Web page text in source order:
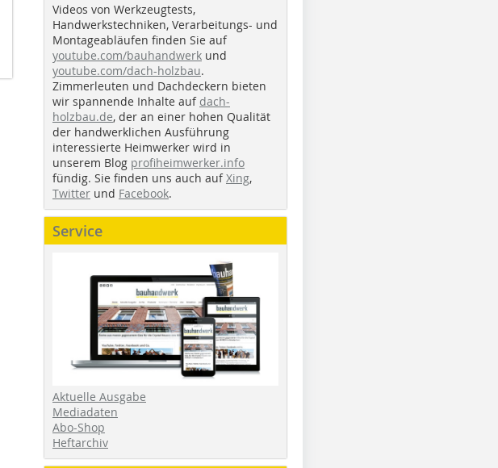
Videos von Werkzeugtests,
Handwerkstechniken, Verarbeitungs- und
Montageabläufen finden Sie auf
youtube.com/bauhandwerk und
youtube.com/dach-holzbau.
Zimmerleuten und Dachdeckern bieten
wir spannende Inhalte auf dach-
holzbau.de, der an einer hohen Qualität
der handwerklichen Ausführung
interessierte Heimwerker wird in
unserem Blog profiheimwerker.info
fündig. Sie finden uns auch aufXing,
Twitter und Facebook.
Service
Aktuelle Ausgabe
Mediadaten
Abo-Shop
Heftarchiv